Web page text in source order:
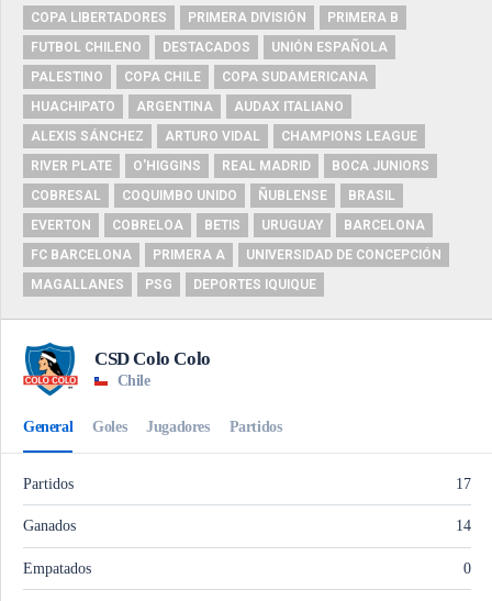
COPA LIBERTADORES
PRIMERA DIVISIÓN
PRIMERA B
FUTBOL CHILENO
DESTACADOS
UNIÓN ESPAÑOLA
PALESTINO
COPA CHILE
COPA SUDAMERICANA
HUACHIPATO
ARGENTINA
AUDAX ITALIANO
ALEXIS SÁNCHEZ
ARTURO VIDAL
CHAMPIONS LEAGUE
RIVER PLATE
O'HIGGINS REAL MADRID
BOCA JUNIORS
COBRESAL
COQUIMBO UNIDO ÑUBLENSE
BRASIL
EVERTON
COBRELOA BETIS URUGUAY
BARCELONA
FC BARCELONA
PRIMERA A
UNIVERSIDAD DE CONCEPCIÓN
MAGALLANES
PSG DEPORTES IQUIQUE